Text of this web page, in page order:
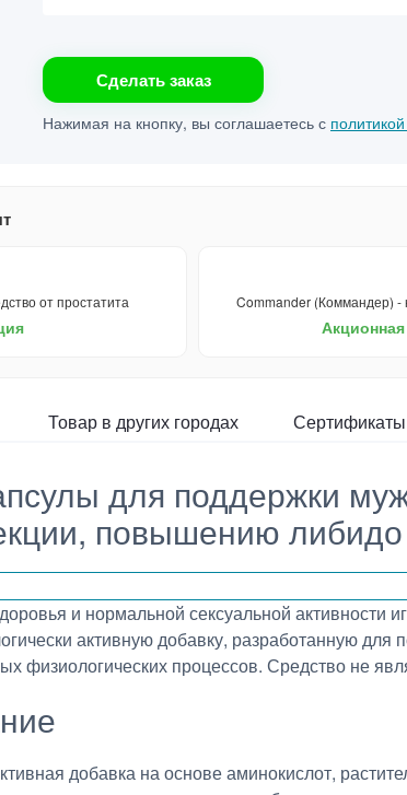
Сделать заказ
Нажимая на кнопку, вы соглашаетесь с
от простатита Commander (Коммандер) -
Товар в других городах
для поддержки
повышению
и нормальной сексуальной активности
активную добавку, разработанную
физиологических процессов. Средство не
добавка на основе аминокислот,